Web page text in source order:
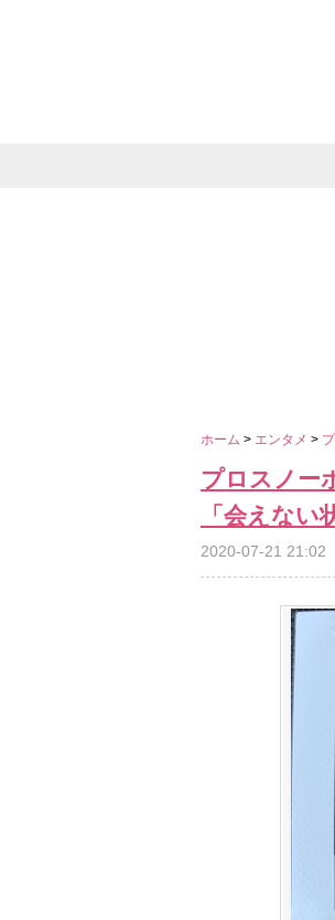
ホーム > エンタメ >
プロスノー
「会えない
2020-07-21 21:02